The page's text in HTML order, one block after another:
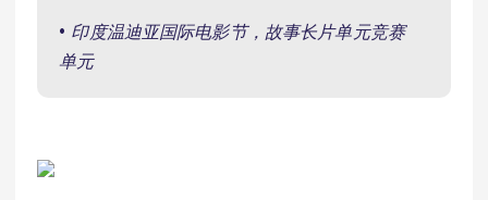
• 印度温迪亚国际电影节，故事长片单元竞赛
单元